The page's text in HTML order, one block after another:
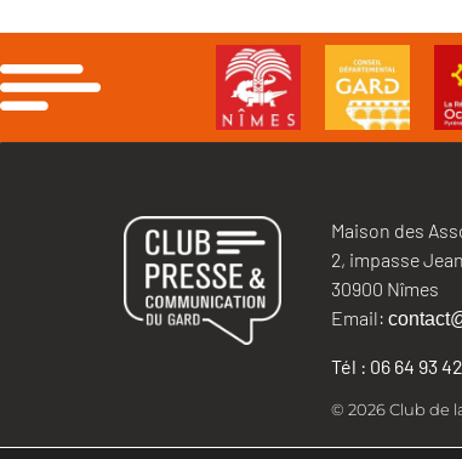
Maison des
2, impasse
30900 Nîmes
Email:
Tél : 06 64 93
© 2026 Club de